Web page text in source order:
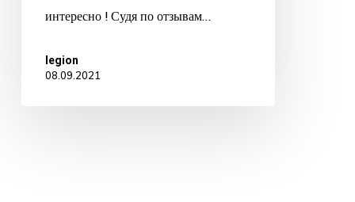
интересно ! Судя по отзывам…
legion
08.09.2021